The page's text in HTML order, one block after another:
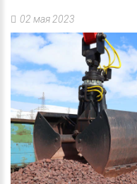
02 мая 2023